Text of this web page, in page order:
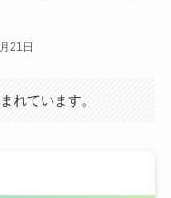
21日
れています。